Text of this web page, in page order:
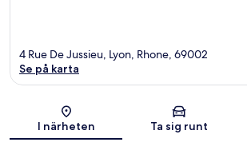
Karta
4 Rue De Jussieu, Lyon, Rhone, 69002
Se på karta
I närheten Ta sig runt